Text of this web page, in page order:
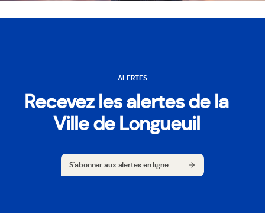
ALERTES
Recevez les alertes de la
Ville de Longueuil
S'abonner aux alertes en ligne